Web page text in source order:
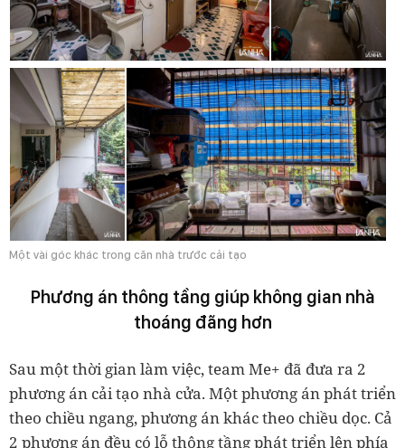
Một vài góc khác trong căn nhà trước cải tạo
Phương án thông tầng giúp không gian nhà
thoáng đãng hơn
Sau một thời gian làm việc, team Me+ đã đưa ra 2
phương án cải tạo nhà cửa. Một phương án phát triển
theo chiều ngang, phương án khác theo chiều dọc. Cả
2 phương án đều có lỗ thông tầng phát triển lên phía